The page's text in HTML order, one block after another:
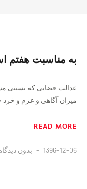
به مناسبت هفتم
عدالت قضایی که نسبتی
میزان آگاهی و عزم و خرد
READ MORE
1396-12-06 بدون